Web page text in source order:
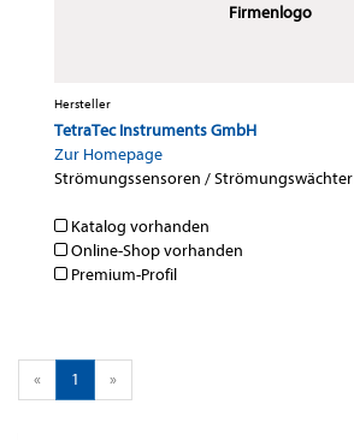
Firmenlogo
Hersteller
TetraTec Instruments GmbH
Zur Homepage
Strömungssensoren / Strömungswächter
Katalog vorhanden
Online-Shop vorhanden
Premium-Profil
« 1 »